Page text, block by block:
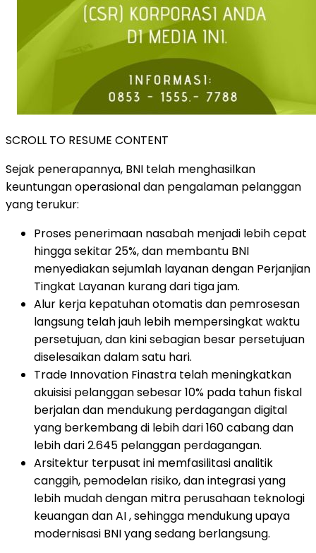
SCROLL TO RESUME CONTENT
Sejak penerapannya, BNI telah menghasilkan
keuntungan operasional dan pengalaman pelanggan
yang terukur:
Proses penerimaan nasabah menjadi lebih cepat
hingga sekitar 25%, dan membantu BNI
menyediakan sejumlah layanan dengan Perjanjian
Tingkat Layanan kurang dari tiga jam.
Alur kerja kepatuhan otomatis dan pemrosesan
langsung telah jauh lebih mempersingkat waktu
persetujuan, dan kini sebagian besar persetujuan
diselesaikan dalam satu hari.
Trade Innovation Finastra telah meningkatkan
akuisisi pelanggan sebesar 10% pada tahun fiskal
berjalan dan mendukung perdagangan digital
yang berkembang di lebih dari 160 cabang dan
lebih dari 2.645 pelanggan perdagangan.
Arsitektur terpusat ini memfasilitasi analitik
canggih, pemodelan risiko, dan integrasi yang
lebih mudah dengan mitra perusahaan teknologi
keuangan dan AI , sehingga mendukung upaya
modernisasi BNI yang sedang berlangsung.